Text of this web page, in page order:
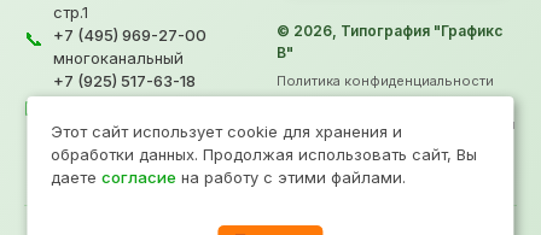
стр.1
📞
+7 (495) 969-27-00
многоканальный
+7 (925) 517-63-18
✉️
© 2026, Типография "Графикс
В"
Политика конфиденциальности
Информация не является офертой
Продвижение
Этот сайт использует cookie для хранения и
обработки данных. Продолжая использовать сайт, Вы
даетесогласие на работу с этими файлами.